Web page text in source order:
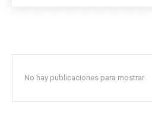
No hay publicaciones para mostrar